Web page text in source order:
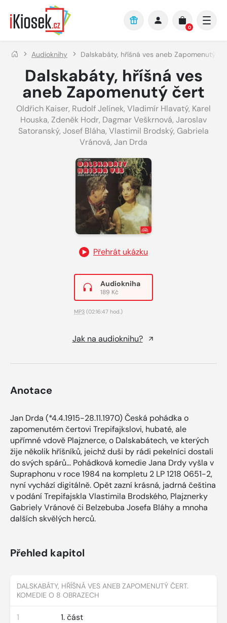
Přejít na hlavní obsah
0
Audioknihy Dalskabáty, hříšná ves aneb Zapomenutý
Dalskabáty, hříšná ves
aneb Zapomenutý čert
Oldřich Kaiser, Rudolf Jelínek, Vladimír Hlavatý, Karel
Houska, Zdeněk Hodr, Dagmar Veškrnová, Jaroslav
Satoranský, Josef Bláha, Vlastimil Brodský, Gabriela
Vránová, Jan Drda
Přehrát ukázku
Audiokniha
189 Kč
MP3 (02:16:47 hod.)
Jak na audioknihu?
Anotace
Jan Drda (*4.4.1915-28.11.1970) Česká pohádka o
zapomenutém čertovi Trepifajkslovi, hubaté, ale
upřímné vdově Plajznerce, o Dalskabátech, ve kterých
žije několik hříšníků, jeichž duši by rádi pekelníci dostali
do svých spárů... Pohádková komedie Jana Drdy vyšla v
Supraphonu v roce 1984 na kompletu 2 LP 1218 0651-2,
nyní vychází digitálně. Opět zazní krásná, jadrná čeština
v podání Trepifajskla Vlastimila Brodského, Plajznerky
Gabriely Vránové či Belzebuba Josefa Bláhy a mnoha
dalších skvělých herců.
Přehled kapitol
DALSKABÁTY, HŘÍŠNÁ VES ANEB ZAPOMENUTÝ ČERT.
KOMEDIE O 8 OBRAZECH
1 1. část